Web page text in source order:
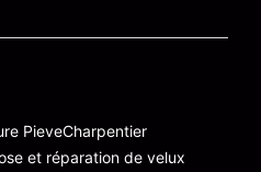
PieveCharpentier
et réparation de velux